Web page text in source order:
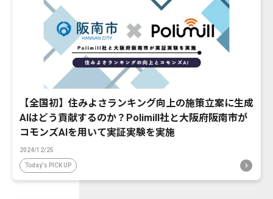
【全国初】住みよさランキング向上の施策立案に生成
AIはどう貢献するのか？Polimill社と大阪府阪南市が
コモンズAIを用いて実証実験を実施
2024/12/25
Today's PICK UP